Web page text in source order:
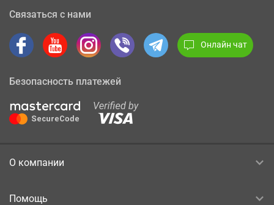
Связаться с нами
Онлайн чат
Безопасность платежей
О компании
Помощь